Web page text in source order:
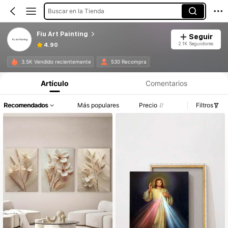
Buscar en la Tienda
Fiu Art Painting
4.90
Seguir
2.1K Seguidores
3.5K Vendido recientemente 530 Recompra
Artículo Comentarios
Recomendados Más populares Precio Filtros